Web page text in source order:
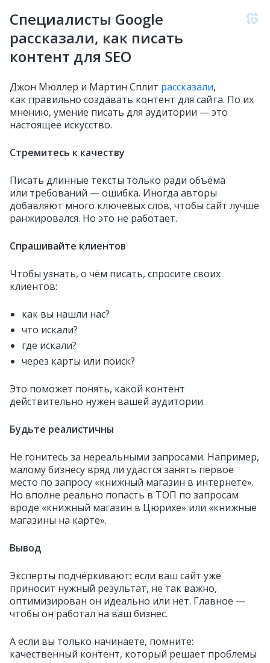
Специалисты Google
рассказали, как писать
контент для SEO
Джон Мюллер и Мартин Сплит рассказали,
как правильно создавать контент для сайта. По их
мнению, умение писать для аудитории — это
настоящее искусство.
Стремитесь к качеству
Писать длинные тексты только ради объёма
или требований — ошибка. Иногда авторы
добавляют много ключевых слов, чтобы сайт лучше
ранжировался. Но это не работает.
Спрашивайте клиентов
Чтобы узнать, о чём писать, спросите своих
клиентов:
как вы нашли нас?
что искали?
где искали?
через карты или поиск?
Это поможет понять, какой контент
действительно нужен вашей аудитории.
Будьте реалистичны
Не гонитесь за нереальными запросами. Например,
малому бизнесу вряд ли удастся занять первое
место по запросу «книжный магазин в интернете».
Но вполне реально попасть в ТОП по запросам
вроде «книжный магазин в Цюрихе» или «книжные
магазины на карте».
Вывод
Эксперты подчёркивают: если ваш сайт уже
приносит нужный результат, не так важно,
оптимизирован он идеально или нет. Главное —
чтобы он работал на ваш бизнес.
А если вы только начинаете, помните:
качественный контент, который решает проблемы